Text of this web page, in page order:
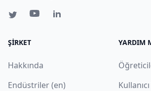
ŞIRKET
Hakkında
Endüstriler (en)
YARDIM